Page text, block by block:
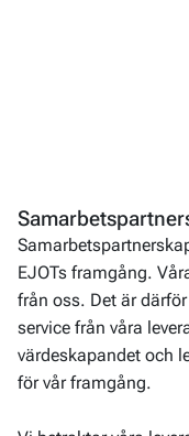
EJOTs framgång.
från oss. Det är
service från våra
värdeskapandet och
för vår framgång.